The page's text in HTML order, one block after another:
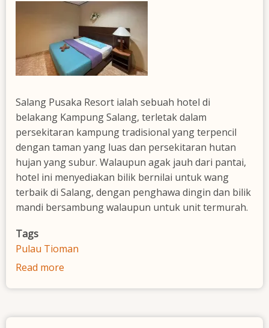
Salang Pusaka Resort ialah sebuah hotel di
belakang Kampung Salang, terletak dalam
persekitaran kampung tradisional yang terpencil
dengan taman yang luas dan persekitaran hutan
hujan yang subur. Walaupun agak jauh dari pantai,
hotel ini menyediakan bilik bernilai untuk wang
terbaik di Salang, dengan penghawa dingin dan bilik
mandi bersambung walaupun untuk unit termurah.
Tags
Pulau Tioman
Read more